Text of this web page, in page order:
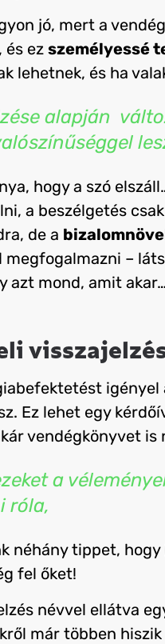
jó, mert a
és ez személyessé
lehetnek, és ha
alapján
hogy a szó
a beszélgetés
de a
megfogalmazni –
azt mond, amit akar…
igényel
Ez lehet egy
vendégkönyvet
a
róla,
néhány tippet,
fel őket!
névvel ellátva
már többen